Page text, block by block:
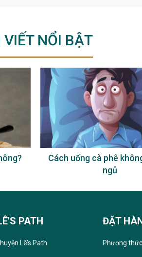
VIẾT NỔI BẬT
Cách uống cà phê
ngủ
PATH
Lê’s Path
ĐẶT
Phương